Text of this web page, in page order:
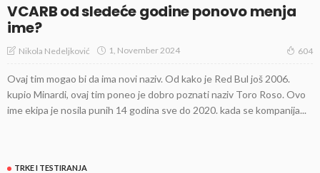
VCARB od sledeće godine ponovo menja
ime?
Nikola Nedeljković 1, November 2024 604
Ovaj tim mogao bi da ima novi naziv. Od kako je Red Bul još 2006.
kupio Minardi, ovaj tim poneo je dobro poznati naziv Toro Roso. Ovo
ime ekipa je nosila punih 14 godina sve do 2020. kada se kompanija...
TRKE I TESTIRANJA